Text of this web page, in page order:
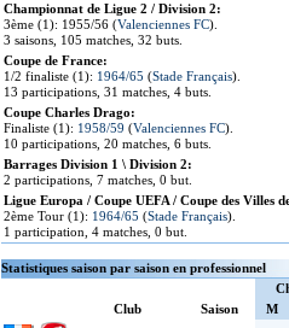
Championnat de Ligue 2 / Division 2:
3ème (1): 1955/56 (Valenciennes FC).
3 saisons, 105 matches, 32 buts.
Coupe de France:
1/2 finaliste (1): 1964/65 (Stade Français).
13 participations, 31 matches, 4 buts.
Coupe Charles Drago:
Finaliste (1): 1958/59 (Valenciennes FC).
10 participations, 20 matches, 6 buts.
Barrages Division 1 \ Division 2:
2 participations, 7 matches, 0 but.
Ligue Europa / Coupe UEFA / Coupe des Villes
2ème Tour (1): 1964/65 (Stade Français).
1 participation, 4 matches, 0 but.
Statistiques saison par saison en professionnel
Club
Saison
M